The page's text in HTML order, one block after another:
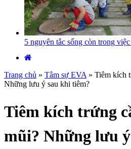
5 nguyên tắc sống còn trong
Trang chủ » Tâm sự EVA » Tiêm kích
Những lưu ý sau khi tiêm?
Tiêm kích trứng
mũi? Những lưu